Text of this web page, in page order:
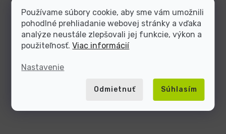
Používame súbory cookie, aby sme vám umožnili
pohodlné prehliadanie webovej stránky a vďaka
analýze neustále zlepšovali jej funkcie, výkon a
použiteľnosť.Viac informácií
Nastavenie
Odmietnuť Súhlasím